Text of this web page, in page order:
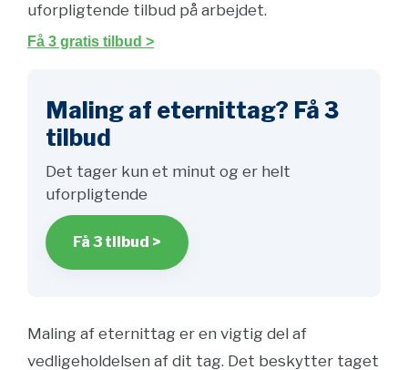
uforpligtende tilbud på arbejdet.
Få 3 gratis tilbud >
Maling af eternittag? Få 3
tilbud
Det tager kun et minut og er helt
uforpligtende
Få 3 tilbud >
Maling af eternittag er en vigtig del af
vedligeholdelsen af dit tag. Det beskytter taget